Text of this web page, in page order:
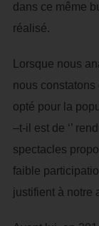
dans ce même
réalisé.
Lorsque nous
nous
opté pour la
–t-il est de ‘’
spectacles
faible
justifient à notre